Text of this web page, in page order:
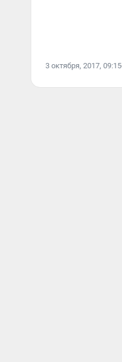
3 октября, 2017, 09:15